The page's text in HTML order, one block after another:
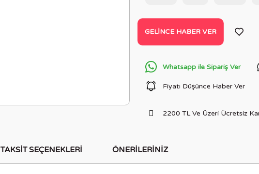
GELINCE HABER VER
Whatsapp ile Sipariş Ver
Fiyatı Düşünce Haber Ver
2200 TL Ve Üzeri Ücretsiz
TAKSIT SEÇENEKLERI ÖNERILERINIZ